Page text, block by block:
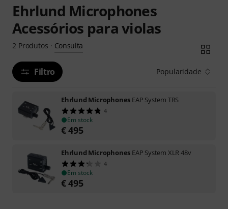
Ehrlund Microphones
Acessórios para violas
2 Produtos · Consulta
Filtro Popularidade
Ehrlund Microphones EAP System TRS
4
Em stock
€495
Ehrlund Microphones EAP System XLR 48v
4
Em stock
€495